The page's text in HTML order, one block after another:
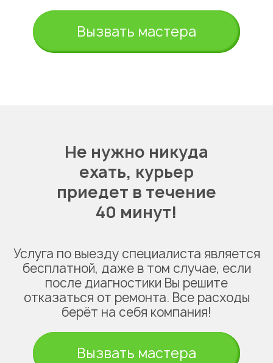
Вызвать мастера
Не нужно никуда
ехать, курьер
приедет в течение
40 минут!
Услуга по выезду специалиста является
бесплатной, даже в том случае, если
после диагностики Вы решите
отказаться от ремонта. Все расходы
берёт на себя компания!
Вызвать мастера